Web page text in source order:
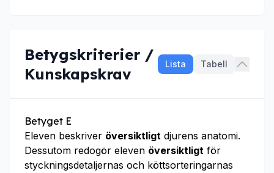
Betygskriterier /
Kunskapskrav
Lista Tabell
Betyget E
Eleven beskriver översiktligt djurens anatomi.
Dessutom redogör eleven översiktligt för
styckningsdetaljernas och köttsorteringarnas